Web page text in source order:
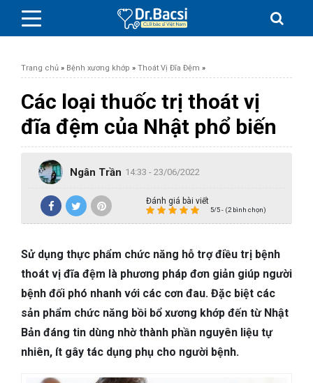
BỆNH DA LIỄU
BỆNH PHỤ KHOA
BỆNH XƯƠNG KHỚP
TAI – MŨI – HỌNG
TIÊU HÓA
DA LIỄU THẨM MỸ
Trang chủ » Bệnh xương khớp » Thoát Vị Đĩa Đệm »
Các loại thuốc trị thoát vị
đĩa đệm của Nhật phổ biến
Ngân Trần 14:33 - 23/06/2022
Đánh giá bài viết
5/5 - (2 bình chọn)
Sử dụng thực phẩm chức năng hỗ trợ điều trị bệnh
thoát vị đĩa đệm là phương pháp đơn giản giúp người
bệnh đối phó nhanh với các cơn đau. Đặc biệt các
sản phẩm chức năng bồi bổ xương khớp đến từ Nhật
Bản đáng tin dùng nhờ thành phần nguyên liệu tự
nhiên, ít gây tác dụng phụ cho người bệnh.